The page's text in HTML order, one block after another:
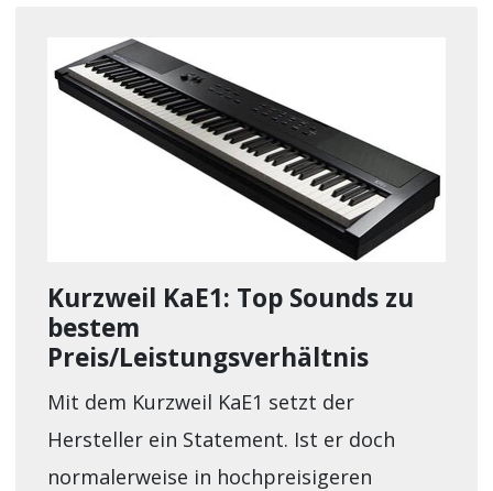
Kurzweil KaE1: Top Sounds zu
bestem
Preis/Leistungsverhältnis
Mit dem Kurzweil KaE1 setzt der
Hersteller ein Statement. Ist er doch
normalerweise in hochpreisigeren